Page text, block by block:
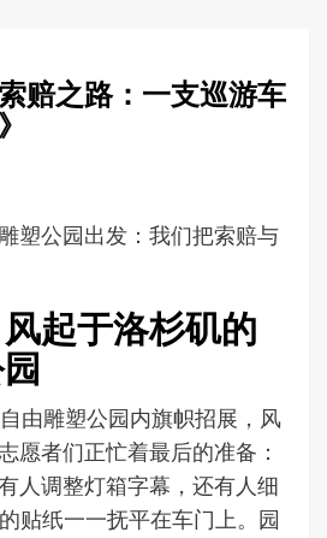
赔之路：一支巡游车
塑公园出发：我们把索赔与
起于洛杉矶的
由雕塑公园内旗帜招展，风
愿者们正忙着最后的准备：
人调整灯箱字幕，还有人细
贴纸一一抚平在车门上。园